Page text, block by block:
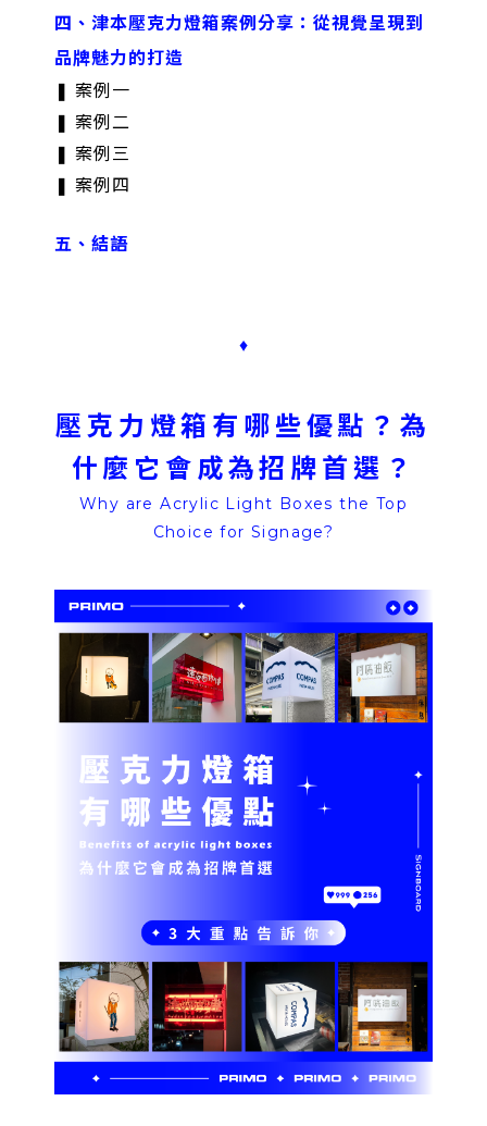
四、津本壓克力燈箱案例分享：從視覺呈現到
品牌魅力的打造
❚ 案例一
❚ 案例二
❚ 案例三
❚ 案例四
五、結語
♦
壓克力燈箱有哪些優點？為
什麼它會成為招牌首選？
Why are Acrylic Light Boxes the Top
Choice for Signage?